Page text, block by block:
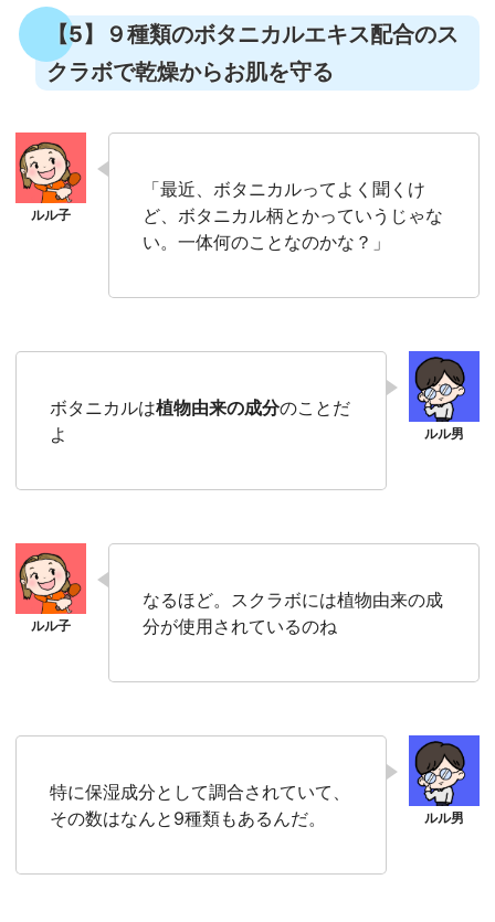
【5】９種類のボタニカルエキス配合のス
クラボで乾燥からお肌を守る
「最近、ボタニカルってよく聞くけ
ど、ボタニカル柄とかっていうじゃな
い。一体何のことなのかな？」
ボタニカルは植物由来の成分のことだ
よ
なるほど。スクラボには植物由来の成
分が使用されているのね
特に保湿成分として調合されていて、
その数はなんと9種類もあるんだ。